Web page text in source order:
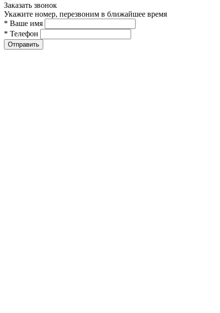
Заказать звонок
Укажите номер, перезвоним в ближайшее время
* Ваше имя
* Телефон
Отправить